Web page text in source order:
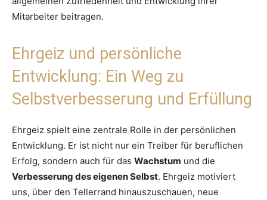
Mitarbeiter beitragen.
Ehrgeiz und persönliche
Entwicklung: Ein Weg zu
Selbstverbesserung und Erfüllung
Ehrgeiz spielt eine zentrale Rolle in der persönlichen
Entwicklung. Er ist nicht nur ein Treiber für beruflichen
Erfolg, sondern auch für das Wachstum und die
Verbesserung des eigenen Selbst. Ehrgeiz motiviert
uns, über den Tellerrand hinauszuschauen, neue